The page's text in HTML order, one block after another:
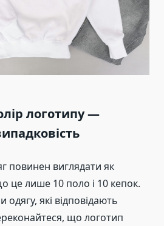
логотипу —
повинен виглядати як
це лише 10 поло і 10 кепок.
які відповідають
що логотип